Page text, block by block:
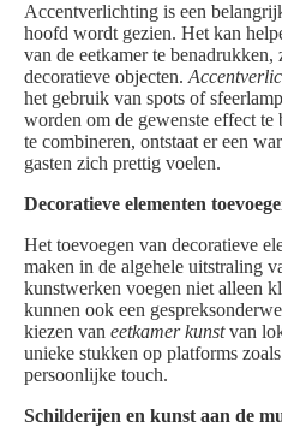
Accentverlichting is een
hoofd wordt gezien. Het kan
van de eetkamer te
decoratieve objecten.
het gebruik van spots of
worden om de gewenste effect te
te combineren, ontstaat er een
gasten zich prettig voelen.
Decoratieve elementen
Het toevoegen van decoratieve
maken in de algehele uitstraling
kunstwerken voegen niet alleen
kunnen ook een
kiezen van eetkamer kunstvan
unieke stukken op platforms
persoonlijke touch.
Schilderijen en kunst aan de